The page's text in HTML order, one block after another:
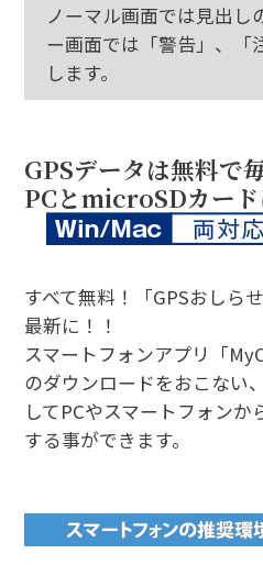
ノーマル画面では見出し
ー画面では「警告」、「
します。
GPSデータは無料で
PCとmicroSDカー
すべて無料！「GPSおしら
最新に！！
スマートフォンアプリ「
のダウンロードをおこない
してPCやスマートフォン
する事ができます。